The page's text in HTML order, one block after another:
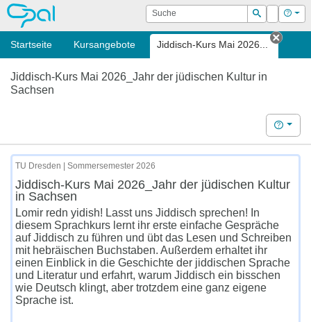
OPAL Suche
Suchen
Login Hilfe
Startseite Kursangebote Jiddisch-Kurs Mai 2026...
Tab
Jiddisch-Kurs Mai 2026_Jahr der jüdischen Kultur in
Sachsen
Hilfe
TU Dresden | Sommersemester 2026
Jiddisch-Kurs Mai 2026_Jahr der jüdischen Kultur
in Sachsen
Lomir redn yidish! Lasst uns Jiddisch sprechen! In
diesem Sprachkurs lernt ihr erste einfache Gespräche
auf Jiddisch zu führen und übt das Lesen und Schreiben
mit hebräischen Buchstaben. Außerdem erhaltet ihr
einen Einblick in die Geschichte der jiddischen Sprache
und Literatur und erfahrt, warum Jiddisch ein bisschen
wie Deutsch klingt, aber trotzdem eine ganz eigene
Sprache ist.